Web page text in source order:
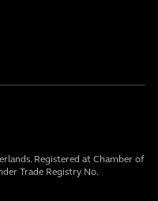
Registered at Chamber of
Trade Registry No.